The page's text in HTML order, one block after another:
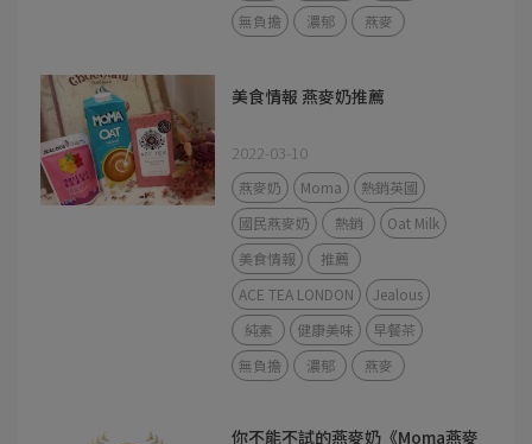
無負擔
濃郁 燕麥
美食情報 燕麥奶推薦
2022-03-10
燕麥奶 Moma
熱銷英國
國民燕麥奶
熱銷
Oat Milk
美食情報
推薦
ACE TEA LONDON
Jealous
純素
健康美味
早餐茶
無負擔
濃郁 燕麥
你不能不試的燕麥奶《Moma燕麥